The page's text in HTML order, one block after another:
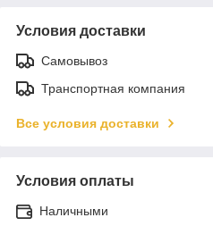
Условия доставки
Самовывоз
Транспортная компания
Все условия доставки
Условия оплаты
Наличными